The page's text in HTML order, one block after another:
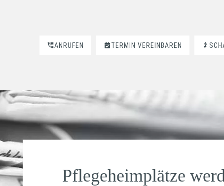
ANRUFEN TERMIN VEREINBAREN
Pflegeheimplätze